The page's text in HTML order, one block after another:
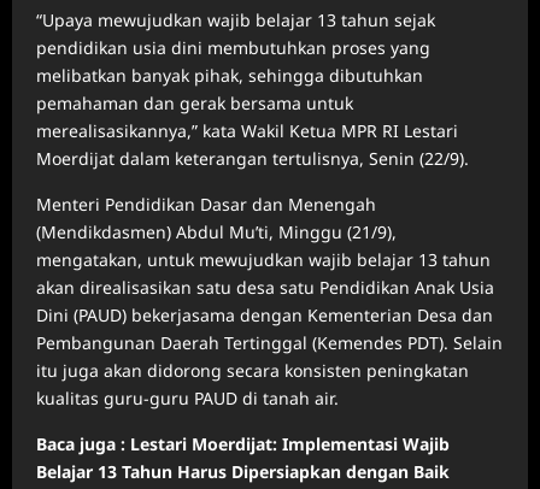
“Upaya mewujudkan wajib belajar 13 tahun sejak
pendidikan usia dini membutuhkan proses yang
melibatkan banyak pihak, sehingga dibutuhkan
pemahaman dan gerak bersama untuk
merealisasikannya,” kata Wakil Ketua MPR RI Lestari
Moerdijat dalam keterangan tertulisnya, Senin (22/9).
Menteri Pendidikan Dasar dan Menengah
(Mendikdasmen) Abdul Mu’ti, Minggu (21/9),
mengatakan, untuk mewujudkan wajib belajar 13 tahun
akan direalisasikan satu desa satu Pendidikan Anak Usia
Dini (PAUD) bekerjasama dengan Kementerian Desa dan
Pembangunan Daerah Tertinggal (Kemendes PDT). Selain
itu juga akan didorong secara konsisten peningkatan
kualitas guru-guru PAUD di tanah air.
Baca juga : Lestari Moerdijat: Implementasi Wajib
Belajar 13 Tahun Harus Dipersiapkan dengan Baik